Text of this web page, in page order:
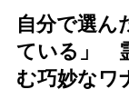
自分で選ん
ている」
む巧妙なワ